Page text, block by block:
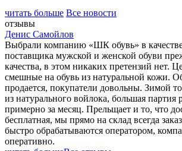
читать больше Все новости
отзывы
Денис Самойлов
Выбрали компанию «ШК обувь» в
поставщика мужской и женской обуви
качества, в этом никаких претензий нет.
смешные на обувь из натуральной кожи.
продается, покупатели довольны. Зимой
из натурального войлока, большая партия
примерно за месяц. Прельщает и то, что
бесплатная, мы прямо на склад всегда
быстро обрабатываются оператором,
оперативно.